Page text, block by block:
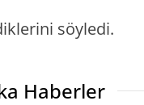
söyledi.
Haberler